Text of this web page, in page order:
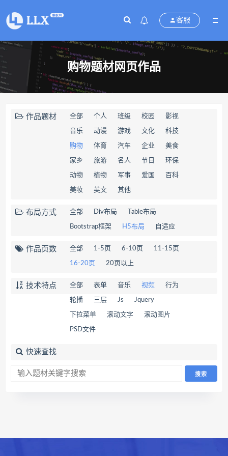
客服
购物题材网页作品
作品题材 全部 个人 班级 校园 影视
音乐 动漫 游戏 文化 科技
购物 体育 汽车 企业 美食
家乡 旅游 名人 节日 环保
动物 植物 军事 爱国 百科
美妆 英文 其他
布局方式 全部 Div布局 Table布局
Bootstrap框架 H5布局 自适应
作品页数 全部 1-5页 6-10页 11-15页
16-20页 20页以上
技术特点 全部 表单 音乐 视频 行为
轮播 三层 Js Jquery
下拉菜单 滚动文字 滚动图片
PSD文件
快速查找